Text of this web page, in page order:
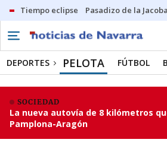
Tiempo eclipse Pasadizo de la Jacoba
DEPORTES PELOTA FÚTBOL
SOCIEDAD
La nueva autovía de 8 kilómetros
Pamplona-Aragón